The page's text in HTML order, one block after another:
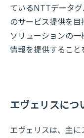
ているNTTデータ
のサービス提供を
ソリューションの
情報を提供すること
エヴェリスにつ
エヴェリスは、主